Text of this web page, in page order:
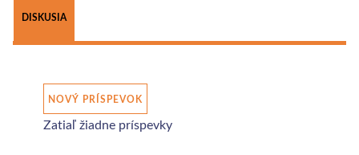
DISKUSIA
NOVÝ PRÍSPEVOK
Zatiaľ žiadne príspevky